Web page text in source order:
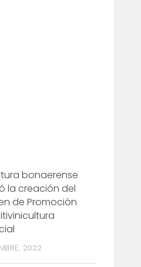
bonaerense
la creación del
de Promoción
2022